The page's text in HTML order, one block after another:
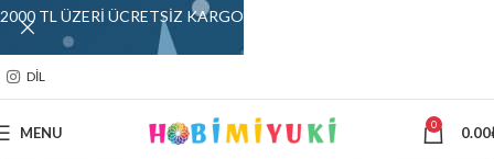
DIL
MENU 0 0.00
2000 TL ÜZERİ ÜCRETSİZ KARGO